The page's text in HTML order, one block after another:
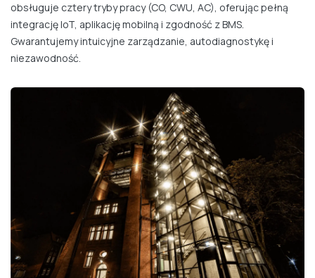
obsługuje cztery tryby pracy (CO, CWU, AC), oferując pełną
integrację IoT, aplikację mobilną i zgodność z BMS.
Gwarantujemy intuicyjne zarządzanie, autodiagnostykę i
niezawodność.